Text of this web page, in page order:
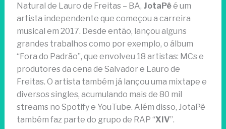
Natural de Lauro de Freitas – BA, JotaPêé um
artista independente que começou a carreira
musical em 2017. Desde então, lançou alguns
grandes trabalhos como por exemplo, o álbum
“Fora do Padrão”, que envolveu 18 artistas: MCs e
produtores da cena de Salvador e Lauro de
Freitas. O artista também já lançou uma mixtape e
diversos singles, acumulando mais de 80 mil
streams no Spotify e YouTube. Além disso, JotaPê
também faz parte do grupo de RAP “XIV”.